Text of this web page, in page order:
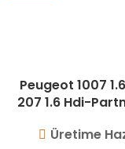
Peugeot 1007
207 1.6 Hdi-
Üretime